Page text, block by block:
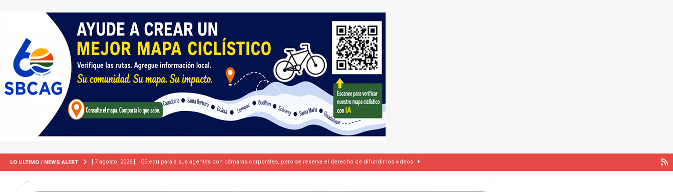
LO ULTIMO / NEWS ALERT [ 7 agosto, 2026 ] ICE equipará a sus agentes con cámaras corporales, pero se reserva el derecho de difundir los videos